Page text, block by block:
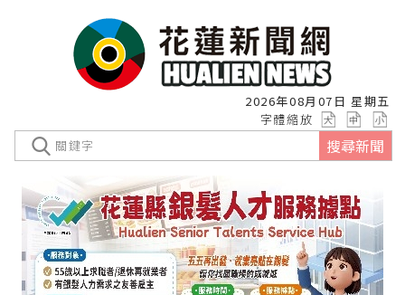
2026年08月07日 星期五
字體縮放
搜尋新聞